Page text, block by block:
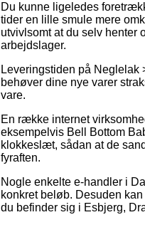
Du kunne ligeledes
tider en lille smule mere
utvivlsomt at du selv
arbejdslager.
Leveringstiden på Neglelak
behøver dine nye varer
vare.
En række internet
eksempelvis Bell Bottom
klokkeslæt, sådan at de
fyraften.
Nogle enkelte e-handler i
konkret beløb. Desuden
du befinder sig i Esbjerg,